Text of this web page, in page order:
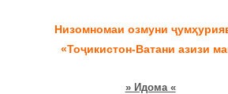
Низомномаи озмуни
«Тоҷикистон-Ватани азизи
» Идома «